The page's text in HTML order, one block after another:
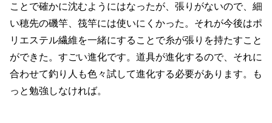
ことで確かに沈むようにはなったが、張りがないので、細
い穂先の磯竿、筏竿には使いにくかった。それが今後はポ
リエステル繊維を一緒にすることで糸が張りを持たすこと
ができた。すごい進化です。道具が進化するので、それに
合わせて釣り人も色々試して進化する必要があります。も
っと勉強しなければ。